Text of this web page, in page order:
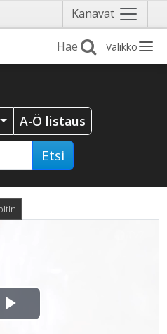
Kanavat Näytä
valikko
Valikko
A-Ö listaus
Etsi
Toista